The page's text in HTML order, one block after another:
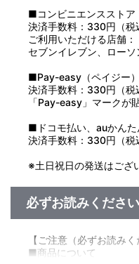
■コンビニエンスストア
決済手数料：330円（税
ご利用いただける店舗：
セブンイレブン、ロー
■Pay-easy（ペイジー）
決済手数料：330円（税
「Pay-easy」マークが
■ドコモ払い、auかん
決済手数料：330円（税
※土日祝日の発送はござ
必ずお読みください
【ご注意（必ずお読みく
■商品について